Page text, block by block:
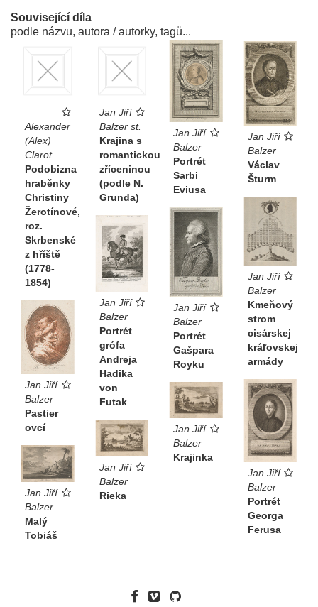
Související díla
podle názvu, autora / autorky, tagů...
Alexander
(Alex)
Clarot
Podobizna
hraběnky
Christiny
Žerotínové,
roz.
Skrbenské
z hříště
(1778-
1854)
Jan Jiří
Balzer st.
Krajina s
romantickou
zříceninou
(podle N.
Grunda)
Jan Jiří
Balzer
Portrét
Sarbi
Eviusa
Jan Jiří
Balzer
Václav
Šturm
Jan Jiří
Balzer
Kmeňový
strom
cisárskej
kráľovskej
armády
Jan Jiří
Balzer
Portrét
Gašpara
Royku
Jan Jiří
Balzer
Portrét
grófa
Andreja
Hadika
von
Futak
Jan Jiří
Balzer
Pastier
ovcí
Jan Jiří
Balzer
Portrét
Georga
Ferusa
Jan Jiří
Balzer
Krajinka
Jan Jiří
Balzer
Rieka
Jan Jiří
Balzer
Malý
Tobiáš